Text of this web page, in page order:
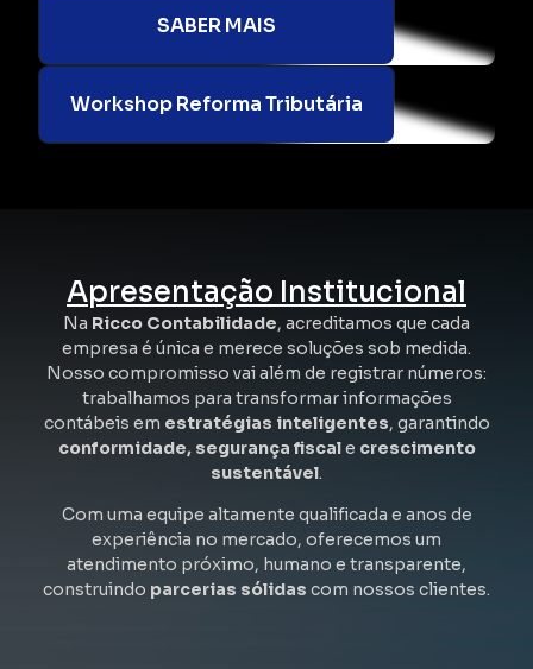
SABER MAIS
Workshop Reforma Tributária
Apresentação Institucional
Na Ricco Contabilidade, acreditamos que cada
empresa é única e merece soluções sob medida.
Nosso compromisso vai além de registrar números:
trabalhamos para transformar informações
contábeis em estratégias inteligentes, garantindo
conformidade, segurança fiscale crescimento
sustentável.
Com uma equipe altamente qualificada e anos de
experiência no mercado, oferecemos um
atendimento próximo, humano e transparente,
construindo parcerias sólidas com nossos clientes.